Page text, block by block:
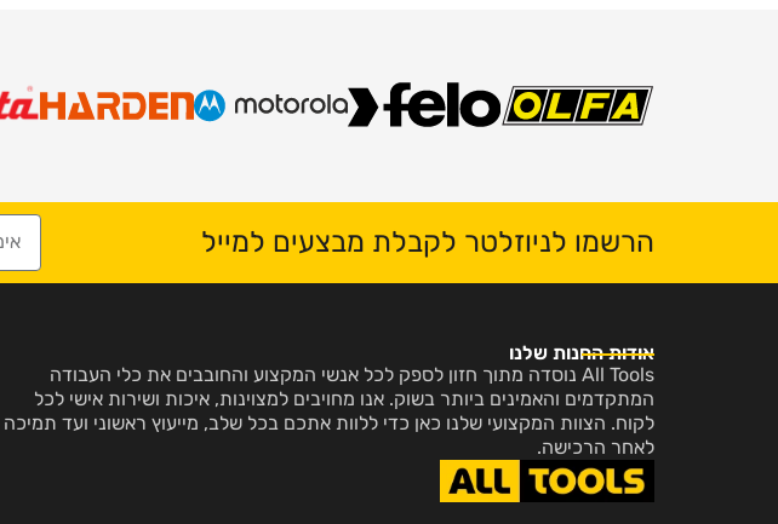
הרשמו לניוזלטר לקבלת מבצעים למייל
אודות החנות שלנו
All Tools נוסדה מתוך חזון לספק לכל אנשי המקצוע והחובבים את כלי העבודה
המתקדמים והאמינים ביותר בשוק. אנו מחויבים למצוינות, איכות ושירות אישי לכל
לקוח. הצוות המקצועי שלנו כאן כדי ללוות אתכם בכל שלב, מייעוץ ראשוני ועד תמיכה
לאחר הרכישה.